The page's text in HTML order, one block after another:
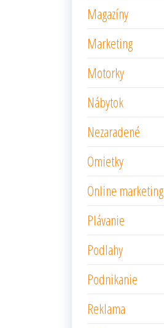
Magazíny
Marketing
Motorky
Nábytok
Nezaradené
Omietky
Online marketing
Plávanie
Podlahy
Podnikanie
Reklama